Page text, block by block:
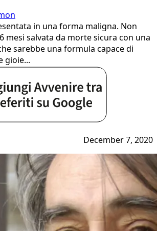
in una forma maligna. Non
mesi salvata da morte sicura con una
sarebbe una formula capace di
gioie...
December 7, 2020